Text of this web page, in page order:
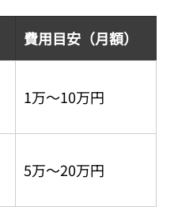
費用目安（月額）
1万〜10万円
5万〜20万円